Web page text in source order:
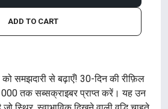
ADD TO CART
समझदारी से बढ़ाएँ! 30-दिन की रीफ़िल
तक सब्सक्राइबर प्राप्त करें। यह उन